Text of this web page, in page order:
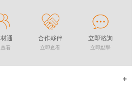
通
看
合作夥伴
立即查看
立即谘詢
立即點擊